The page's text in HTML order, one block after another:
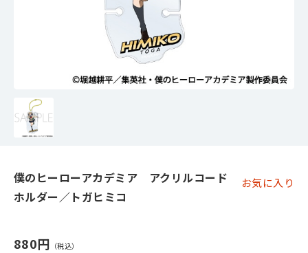
僕のヒーローアカデミア アクリルコード
ホルダー／トガヒミコ
お気に入り
880円